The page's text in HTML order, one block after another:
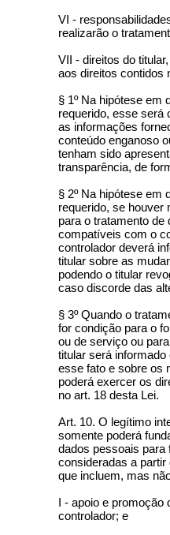
VI -
realizarão o
VII - direitos do
aos direitos contidos
§ 1º Na hipótese em
requerido, esse será
as informações
conteúdo enganoso
tenham sido
transparência, de
§ 2º Na hipótese em
requerido, se houver
para o tratamento
compatíveis com o
controlador deverá
titular sobre as
podendo o titular
caso discorde das
§ 3º Quando o
for condição para o
ou de serviço ou
titular será
esse fato e sobre os
poderá exercer os
no art. 18 desta Lei.
Art. 10. O legítimo
somente poderá
dados pessoais para
consideradas a
que incluem, mas
I - apoio e promoção
controlador; e